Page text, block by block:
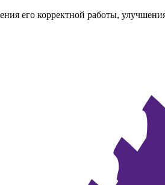
его корректной работы,